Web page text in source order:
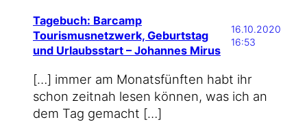
Tagebuch: Barcamp
Tourismusnetzwerk, Geburtstag
und Urlaubsstart – Johannes Mirus
16.10.2020
16:53
[…] immer am Monats­fünf­ten habt ihr
schon zeit­nah lesen kön­nen, was ich an
dem Tag gemacht […]